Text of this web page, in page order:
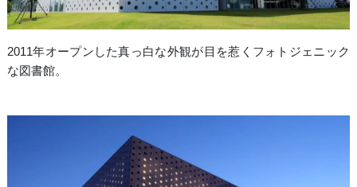
2011年オープンした真っ白な外観が目を惹くフォトジェニック
な図書館。